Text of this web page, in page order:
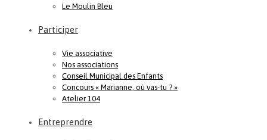
Le Moulin Bleu
Participer
Vie associative
Nos associations
Conseil Municipal des Enfants
Concours « Marianne, où vas-tu ? »
Atelier 104
Entreprendre